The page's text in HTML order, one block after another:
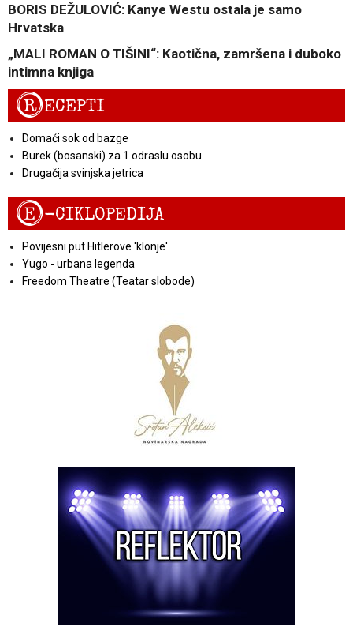
BORIS DEŽULOVIĆ: Kanye Westu ostala je samo
Hrvatska
„MALI ROMAN O TIŠINI“: Kaotična, zamršena i duboko
intimna knjiga
RECEPTI
Domaći sok od bazge
Burek (bosanski) za 1 odraslu osobu
Drugačija svinjska jetrica
E-CIKLOPEDIJA
Povijesni put Hitlerove 'klonje'
Yugo - urbana legenda
Freedom Theatre (Teatar slobode)